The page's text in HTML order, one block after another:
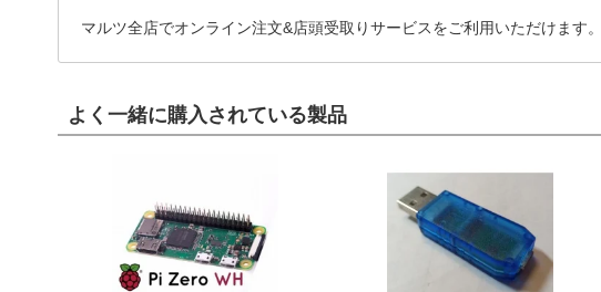
マルツ全店でオンライン注文&店頭受取りサービスをご利用いただけます。
よく一緒に購入されている製品